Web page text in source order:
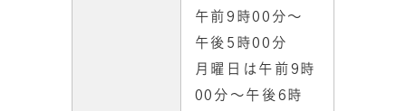
午前9時00分～
午後5時00分
月曜日は午前9時
00分～午後6時